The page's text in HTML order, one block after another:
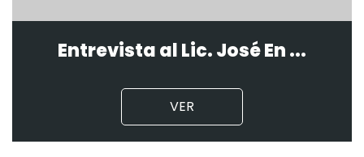
Entrevista al Lic. José En ...
VER